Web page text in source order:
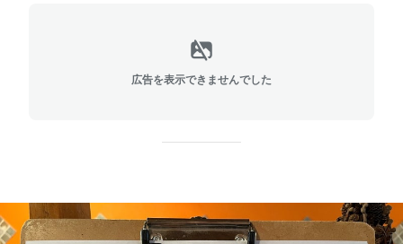
広告を表示できませんでした